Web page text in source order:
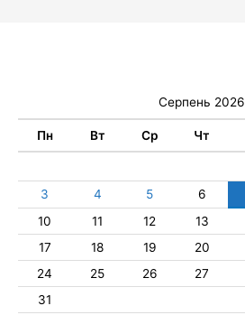
Серпень 2026
Пн Вт Ср Чт
3
4 5 6
10
11 12 13
17
18 19 20
24
25 26 27
31